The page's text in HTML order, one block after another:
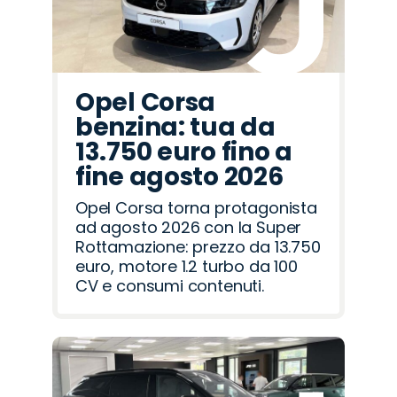
Opel Corsa
benzina: tua da
13.750 euro fino a
fine agosto 2026
Opel Corsa torna protagonista
ad agosto 2026 con la Super
Rottamazione: prezzo da 13.750
euro, motore 1.2 turbo da 100
CV e consumi contenuti.